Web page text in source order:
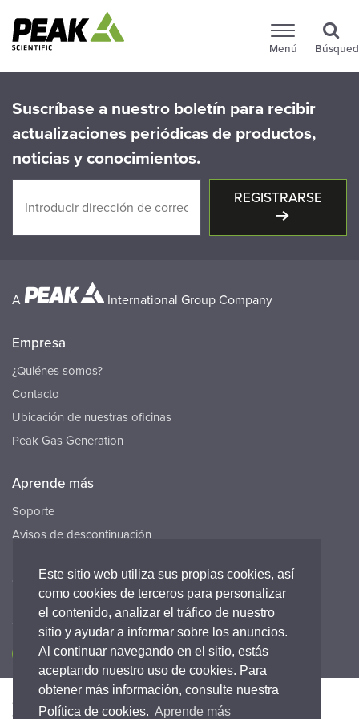
Este sitio web utiliza sus propias cookies, así
como cookies de terceros para personalizar
el contenido, analizar el tráfico de nuestro
sitio y ayudar a informar sobre los anuncios.
Al continuar navegando en el sitio, estás
aceptando nuestro uso de cookies. Para
obtener más información, consulte nuestra
Política de cookies. Aprende más
Menú
Suscríbase a nuestro boletín para recibir
actualizaciones periódicas de productos,
noticias y conocimientos.
REGISTRARSE
A International Group Company
Empresa
¿Quiénes somos?
Contacto
Ubicación de nuestras oficinas
Peak Gas Generation
Aprende más
Soporte
Avisos de descontinuación
Carreras
Conecta con nosotros
Accesibilidad Política de Privacidad